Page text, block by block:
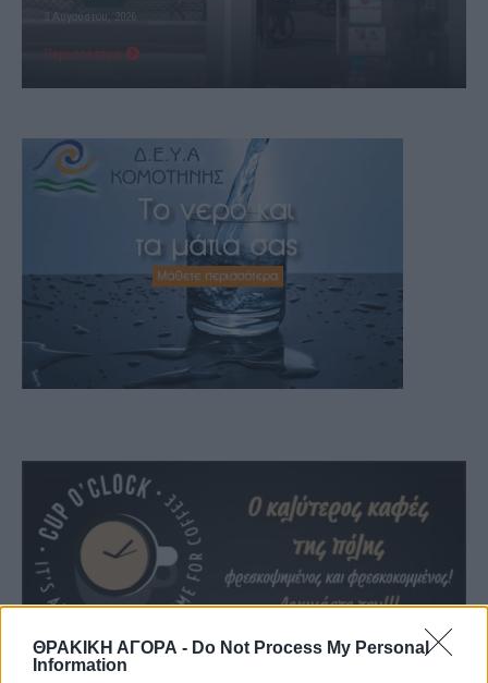
ΘΡΑΚΙΚΗ ΑΓΟΡΑ - Do Not Process My Personal
Information
3 Αυγούστου, 2026
Περισσότερα